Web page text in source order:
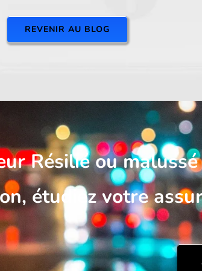
REVENIR AU BLOG
Résilié ou malussé
étudiez votre